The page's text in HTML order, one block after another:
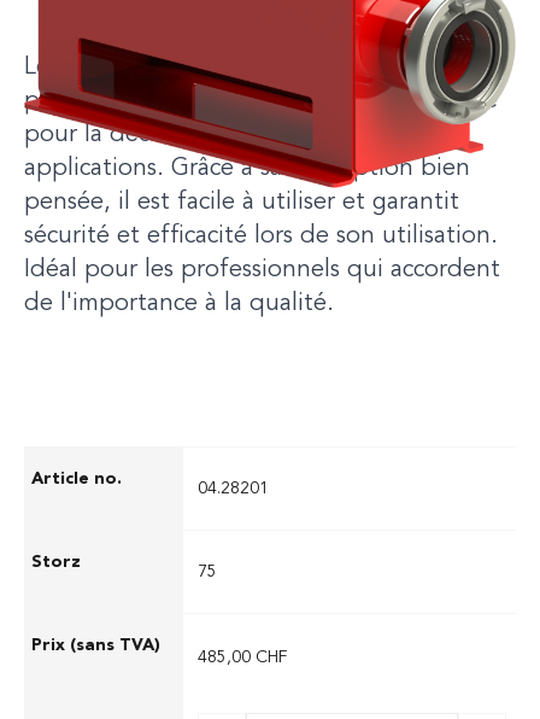
Le dispositif de contrôle / réducteur de
pression Storz 75, offre une solution fiable
pour la décompression dans diverses
applications. Grâce à sa conception bien
pensée, il est facile à utiliser et garantit
sécurité et efficacité lors de son utilisation.
Idéal pour les professionnels qui accordent
de l'importance à la qualité.
04.28201
75
485,00 CHF